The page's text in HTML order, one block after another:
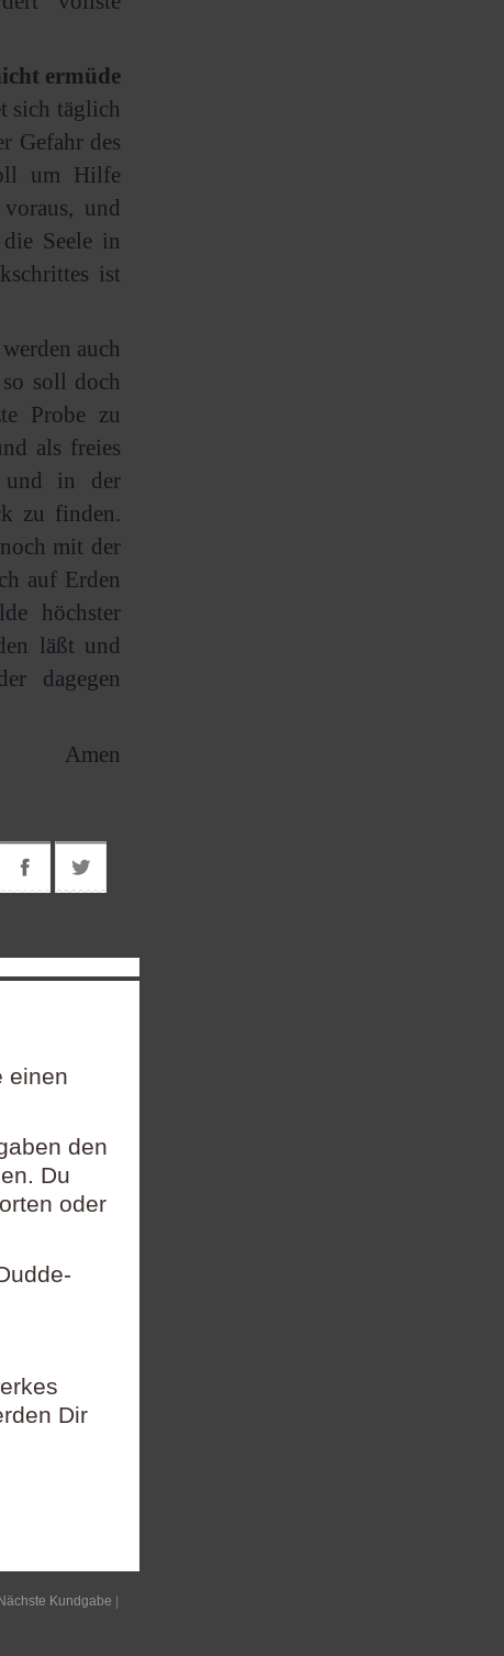
ermüde
sich täglich
Gefahr des
um Hilfe
und
Seele in
ist
auch
soll doch
Probe zu
als freies
und in der
zu finden.
mit der
auf Erden
höchster
läßt und
dagegen
Amen
einen
den
Du
oder
Dir
Nächste Kundgabe